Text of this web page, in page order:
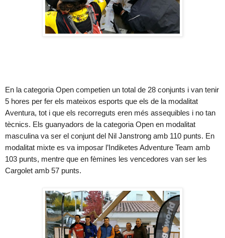
En la categoria Open competien un total de 28 conjunts i van tenir
5 hores per fer els mateixos esports que els de la modalitat
Aventura, tot i que els recorreguts eren més assequibles i no tan
tècnics. Els guanyadors de la categoria Open en modalitat
masculina va ser el conjunt del Nil Janstrong amb 110 punts. En
modalitat mixte es va imposar l’Indiketes Adventure Team amb
103 punts, mentre que en fèmines les vencedores van ser les
Cargolet amb 57 punts.